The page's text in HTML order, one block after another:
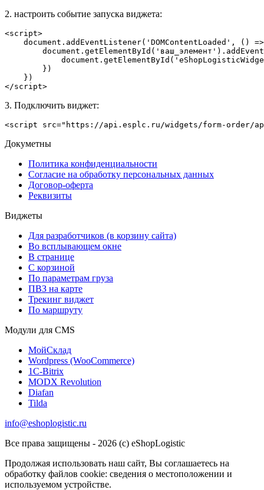
2. настроить событие запуска виджета:
<script>
document .addEventListener( 'DOMContentLoaded' , ()
=>
document .getElementById( 'ваш_элемент'
document .getElementById(
        })
    })
</script>
3. Подключить виджет:
<script src="https://api.esplc.ru/widgets/form-order/
Докуметны
Политика конфиденциальности
Согласие на обработку персональных данных
Договор-оферта
Реквизиты
Виджеты
Для разработчиков (в корзину сайта)
Во всплывающем окне
В странице
С корзиной
По параметрам груза
ПВЗ на карте
Трекинг виджет
По маршруту
Модули для CMS
МойСклад
Wordpress (WooCommerce)
1С-Bitrix
MODX Revolution
Diafan
Tilda
info@eshoplogistic.ru
Все права защищены - 2026 (c) eShopLogistic
Продолжая использовать наш сайт, Вы соглашаетесь на
обработку файлов cookie: сведения о местоположении и
используемом устройстве.